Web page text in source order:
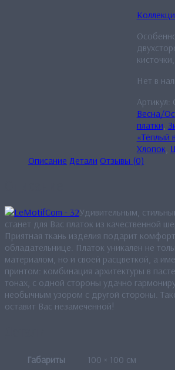
Нет в
Артикул:
Весна/
платки
«Тёплый
Хлопок
Описание Детали Отзывы (0)
Удивительным,
станет для Вас платок из качественной
Приятная ткань изделия подарит
обладательнице. Платок уникален не
материалом, но и своей расцветкой, а
принтом: комбинация архитектуры в
тонах, с одной стороны удачно
необычным узором с другой стороны.
оставит Вас незамеченной!
Габариты
100 × 100 см